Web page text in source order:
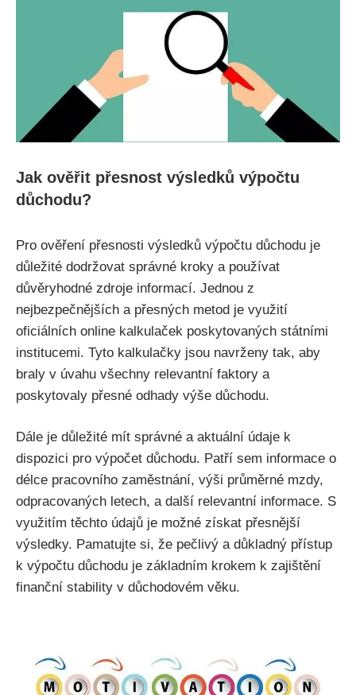
Jak ověřit přesnost výsledků výpočtu
důchodu?
Pro ověření přesnosti výsledků výpočtu důchodu je
důležité dodržovat správné kroky a používat
důvěryhodné zdroje informací. Jednou z
nejbezpečnějších a přesných metod je využití
oficiálních online kalkulaček poskytovaných státními
institucemi. Tyto kalkulačky jsou navrženy tak, aby
braly v úvahu všechny relevantní faktory a
poskytovaly přesné odhady výše důchodu.
Dále je důležité mít správné a aktuální údaje k
dispozici pro výpočet důchodu. Patří sem informace o
délce pracovního zaměstnání, výši průměrné mzdy,
odpracovaných letech, a další relevantní informace. S
využitím těchto údajů je možné získat přesnější
výsledky. Pamatujte si, že pečlivý a důkladný přístup
k výpočtu důchodu je základním krokem k zajištění
finanční stability v důchodovém věku.